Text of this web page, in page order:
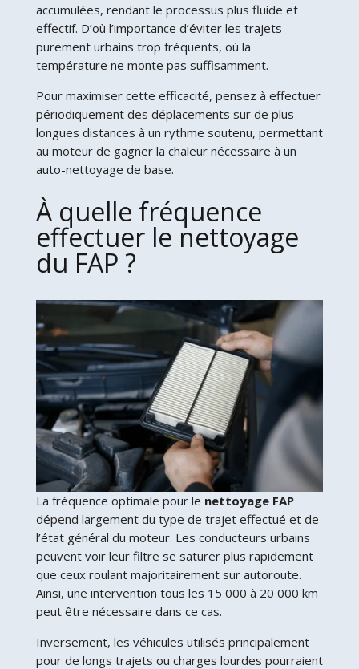
accumulées, rendant le processus plus fluide et
effectif. D’où l’importance d’éviter les trajets
purement urbains trop fréquents, où la
température ne monte pas suffisamment.
Pour maximiser cette efficacité, pensez à effectuer
périodiquement des déplacements sur de plus
longues distances à un rythme soutenu, permettant
au moteur de gagner la chaleur nécessaire à un
auto-nettoyage de base.
À quelle fréquence
effectuer le nettoyage
du FAP ?
La fréquence optimale pour le nettoyage FAP
dépend largement du type de trajet effectué et de
l’état général du moteur. Les conducteurs urbains
peuvent voir leur filtre se saturer plus rapidement
que ceux roulant majoritairement sur autoroute.
Ainsi, une intervention tous les 15 000 à 20 000 km
peut être nécessaire dans ce cas.
Inversement, les véhicules utilisés principalement
pour de longs trajets ou charges lourdes pourraient